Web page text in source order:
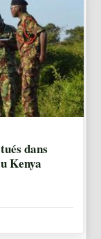
dans
Kenya